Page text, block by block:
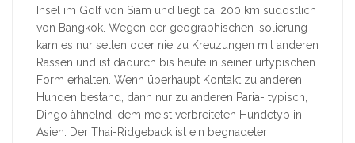
Insel im Golf von Siam und liegt ca. 200 km südöstlich
von Bangkok. Wegen der geographischen Isolierung
kam es nur selten oder nie zu Kreuzungen mit anderen
Rassen und ist dadurch bis heute in seiner urtypischen
Form erhalten. Wenn überhaupt Kontakt zu anderen
Hunden bestand, dann nur zu anderen Paria- typisch,
Dingo ähnelnd, dem meist verbreiteten Hundetyp in
Asien. Der Thai-Ridgeback ist ein begnadeter